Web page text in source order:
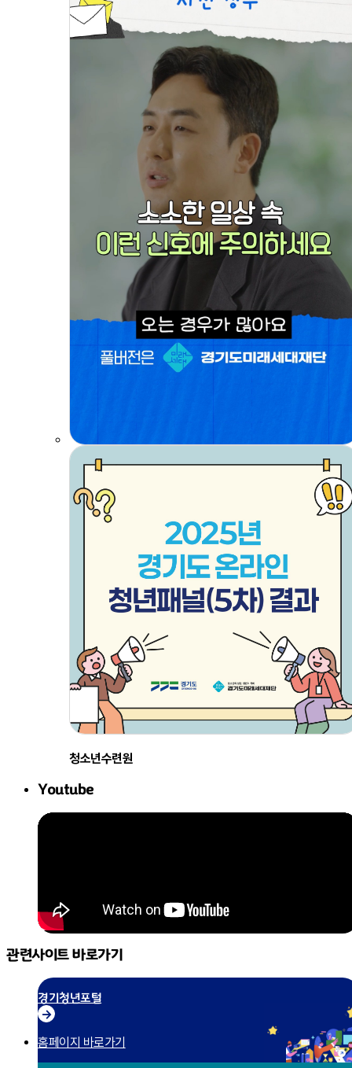
청소년수련원
Youtube
관련사이트 바로가기
경기청년포털
→
홈페이지 바로가기